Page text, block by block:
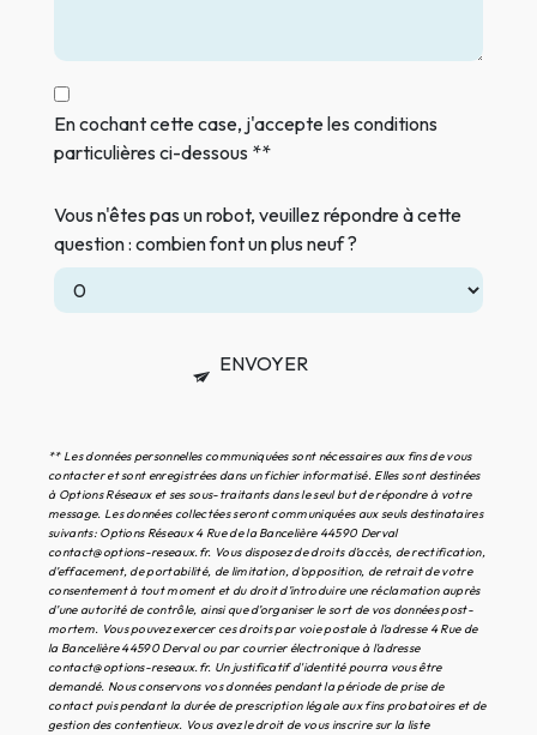
En cochant cette case, j'accepte les conditions
particulières ci-dessous **
Vous n'êtes pas un robot, veuillez répondre à cette
question : combien font un plus neuf ?
ENVOYER
** Les données personnelles communiquées sont nécessaires aux fins de vous
contacter et sont enregistrées dans un fichier informatisé. Elles sont destinées
à Options Réseaux et ses sous-traitants dans le seul but de répondre à votre
message. Les données collectées seront communiquées aux seuls destinataires
suivants: Options Réseaux 4 Rue de la Bancelière 44590 Derval
contact@options-reseaux.fr. Vous disposez de droits d’accès, de rectification,
d’effacement, de portabilité, de limitation, d’opposition, de retrait de votre
consentement à tout moment et du droit d’introduire une réclamation auprès
d’une autorité de contrôle, ainsi que d’organiser le sort de vos données post-
mortem. Vous pouvez exercer ces droits par voie postale à l'adresse 4 Rue de
la Bancelière 44590 Derval ou par courrier électronique à l'adresse
contact@options-reseaux.fr. Un justificatif d'identité pourra vous être
demandé. Nous conservons vos données pendant la période de prise de
contact puis pendant la durée de prescription légale aux fins probatoires et de
gestion des contentieux. Vous avez le droit de vous inscrire sur la liste